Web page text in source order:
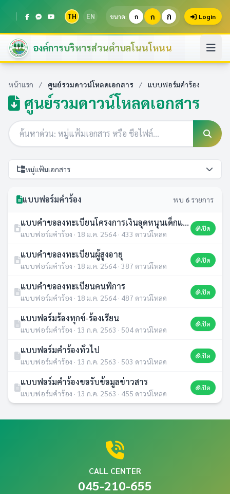
TH EN ขนาด: ก ก ก Login
องค์การบริหารส่วนตำบลโนนโหนน
หน้าแรก / ศูนย์รวมดาวน์โหลดเอกสาร / แบบฟอร์มคำร้อง
ศูนย์รวมดาวน์โหลดเอกสาร
หมู่แฟ้มเอกสาร
แบบฟอร์มคำร้อง พบ 6 รายการ
แบบคำขอลงทะเบียนโครงการเงินอุดหนุนเด็กแรกเกิด
แบบฟอร์มคำร้อง · 18 ม.ค. 2564 · 433 ดาวน์โหลด
เปิด
แบบคำขอลงทะเบียนผู้สูงอายุ
แบบฟอร์มคำร้อง · 18 ม.ค. 2564 · 387 ดาวน์โหลด
เปิด
แบบคำขอลงทะเบียนคนพิการ
แบบฟอร์มคำร้อง · 18 ม.ค. 2564 · 487 ดาวน์โหลด
เปิด
แบบฟอร์มร้องทุกข์-ร้องเรียน
แบบฟอร์มคำร้อง · 13 ก.ค. 2563 · 504 ดาวน์โหลด
เปิด
แบบฟอร์มคำร้องทั่วไป
แบบฟอร์มคำร้อง · 13 ก.ค. 2563 · 503 ดาวน์โหลด
เปิด
แบบฟอร์มคำร้องขอรับข้อมูลข่าวสาร
แบบฟอร์มคำร้อง · 13 ก.ค. 2563 · 455 ดาวน์โหลด
เปิด
CALL CENTER
045-210-655